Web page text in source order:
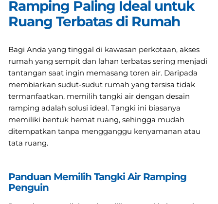
Ramping Paling Ideal untuk
Ruang Terbatas di Rumah
Bagi Anda yang tinggal di kawasan perkotaan, akses
rumah yang sempit dan lahan terbatas sering menjadi
tantangan saat ingin memasang toren air. Daripada
membiarkan sudut-sudut rumah yang tersisa tidak
termanfaatkan, memilih tangki air dengan desain
ramping adalah solusi ideal. Tangki ini biasanya
memiliki bentuk hemat ruang, sehingga mudah
ditempatkan tanpa mengganggu kenyamanan atau
tata ruang.
Panduan Memilih Tangki Air Ramping
Penguin